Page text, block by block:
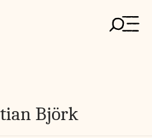
Björk